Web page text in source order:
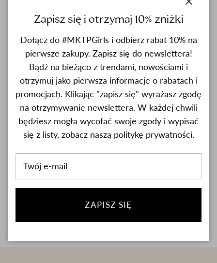
sneakersami, cięższymi butami i dżinsami, a gdy tylko zrobi cię
cieplej dorzucamy do niej szpilki i spódniczkę mini.
Dostępna w jednym uniwersalnym rozmiarze.
Uwagi
Materiał
Pielęgnacja
Zapisz się i otrzymaj 10% zniżki
Dołącz do #MKTPGirls i odbierz rabat 10% na
pierwsze zakupy. Zapisz się do newslettera!
Bądź na bieżąco z trendami, nowościami i
otrzymuj jako pierwsza informacje o rabatach i
promocjach. Klikając "zapisz się" wyrażasz zgodę
na otrzymywanie newslettera. W każdej chwili
będziesz mogła wycofać swoje zgody i wypisać
się z listy, zobacz naszą politykę prywatności.
ZAPISZ SIĘ